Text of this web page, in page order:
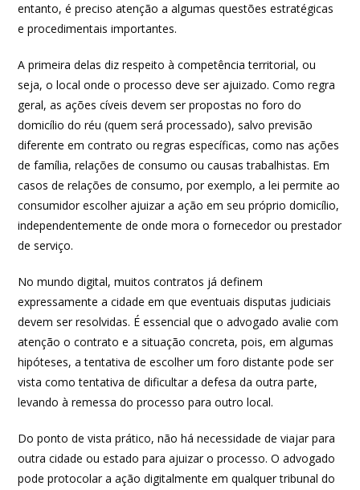
entanto, é preciso atenção a algumas questões estratégicas
e procedimentais importantes.
A primeira delas diz respeito à competência territorial, ou
seja, o local onde o processo deve ser ajuizado. Como regra
geral, as ações cíveis devem ser propostas no foro do
domicílio do réu (quem será processado), salvo previsão
diferente em contrato ou regras específicas, como nas ações
de família, relações de consumo ou causas trabalhistas. Em
casos de relações de consumo, por exemplo, a lei permite ao
consumidor escolher ajuizar a ação em seu próprio domicílio,
independentemente de onde mora o fornecedor ou prestador
de serviço.
No mundo digital, muitos contratos já definem
expressamente a cidade em que eventuais disputas judiciais
devem ser resolvidas. É essencial que o advogado avalie com
atenção o contrato e a situação concreta, pois, em algumas
hipóteses, a tentativa de escolher um foro distante pode ser
vista como tentativa de dificultar a defesa da outra parte,
levando à remessa do processo para outro local.
Do ponto de vista prático, não há necessidade de viajar para
outra cidade ou estado para ajuizar o processo. O advogado
pode protocolar a ação digitalmente em qualquer tribunal do